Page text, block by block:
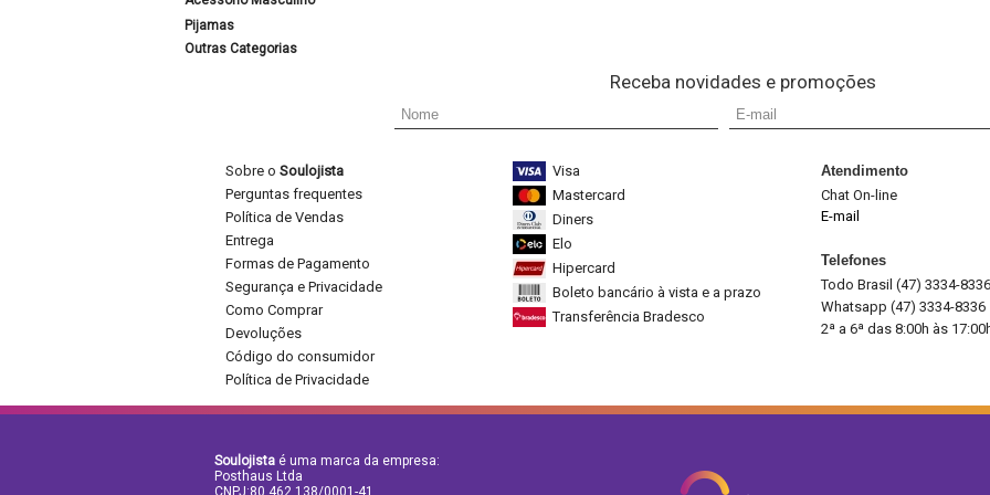
Pijamas
Outras Categorias
Receba novidades e promoções
Sobre o Soulojista
Perguntas frequentes
Política de Vendas
Entrega
Formas de Pagamento
Segurança e Privacidade
Como Comprar
Devoluções
Código do consumidor
Política de Privacidade
Visa
Mastercard
Diners
Elo
Hipercard
Boleto bancário à vista e a prazo
Transferência Bradesco
Atendimento
Chat On-line
E-mail
Telefones
Todo Brasil (47) 3334-8336
Whatsapp (47) 3334-8336
2ª a 6ª das 8:00h às
Soulojista é uma marca da empresa:
Posthaus Ltda
CNPJ:80.462.138/0001-41